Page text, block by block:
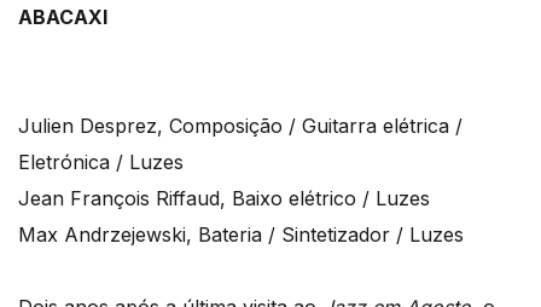
ABACAXI
Julien Desprez, Composição / Guitarra elétrica /
Eletrónica / Luzes
Jean François Riffaud, Baixo elétrico / Luzes
Max Andrzejewski, Bateria / Sintetizador / Luzes